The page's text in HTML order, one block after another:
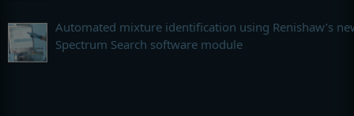
Automated mixture identification using Renishaw’s
Spectrum Search software module